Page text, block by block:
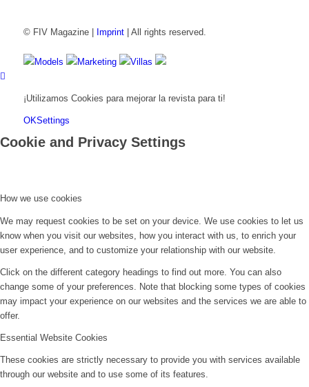
© FIV Magazine | Imprint| All rights reserved.
Models Marketing Villas
¡Utilizamos Cookies para mejorar la revista para ti!
OKSettings
Cookie and Privacy Settings
How we use cookies
We may request cookies to be set on your device. We use cookies to let us
know when you visit our websites, how you interact with us, to enrich your
user experience, and to customize your relationship with our website.
Click on the different category headings to find out more. You can also
change some of your preferences. Note that blocking some types of cookies
may impact your experience on our websites and the services we are able to
offer.
Essential Website Cookies
These cookies are strictly necessary to provide you with services available
through our website and to use some of its features.